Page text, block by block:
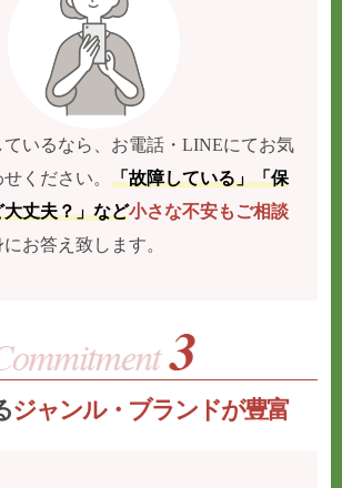
ているなら、お電話・LINEにてお気
ください。「故障している」「保
丈夫？」など小さな不安もご相談
お答え致します。
ジャンル・ブランドが豊富